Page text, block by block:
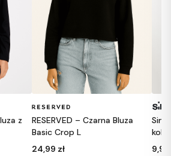
RESERVED – Czarna Bluza
Basic Crop L
24,99 zł
Sinsay –
kolorze